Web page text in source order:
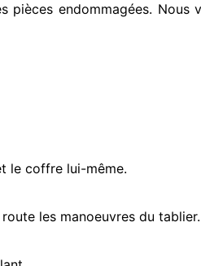
pièces endommagées. Nous
le coffre lui-même.
les manoeuvres du tablier.